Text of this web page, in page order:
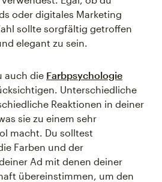
oder digitales Marketing
sollte sorgfältig getroffen
elegant zu sein.
auch die Farbpsychologie
Unterschiedliche
Reaktionen in deiner
sie zu einem sehr
macht. Du solltest
Farben und der
Ad mit denen deiner
übereinstimmen, um den